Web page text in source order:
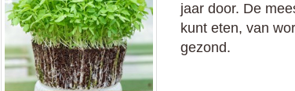
jaar door. De
kunt eten, van
gezond.